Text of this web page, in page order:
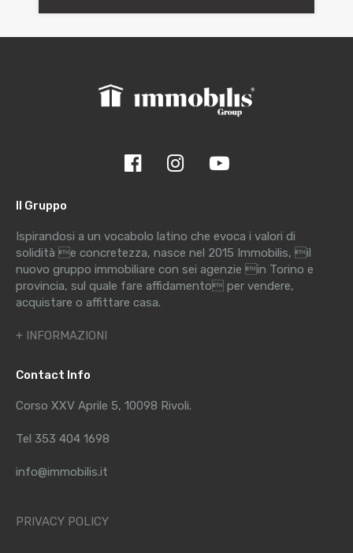
Il Gruppo
Ispirandosi a un vocabolo latino che evoca i valori di
solidità e concretezza, nasce nel 2015 Immobilis, il
nuovo gruppo immobiliare con sei agenzie in Torino e
provincia, sul quale fare affidamento per vendere,
acquistare o affittare casa.
+ INFORMAZIONI
Contact Info
Corso XXV Aprile 5, 10098 Rivoli.
Tel 353 404 1698
info@immobilis.it
PRIVACY POLICY